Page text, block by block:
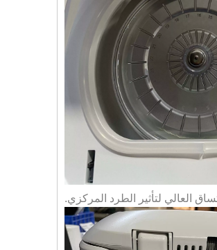
العالي لتأثير الطرد المركزي.